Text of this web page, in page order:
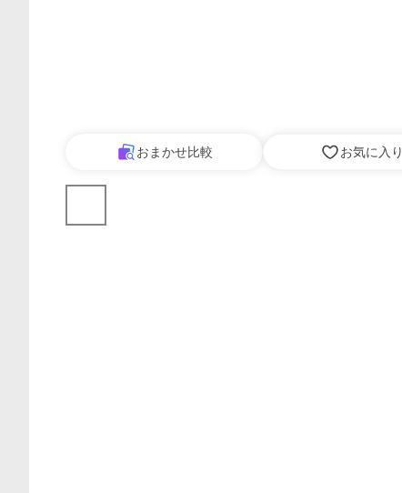
おまかせ比較 お気に入り